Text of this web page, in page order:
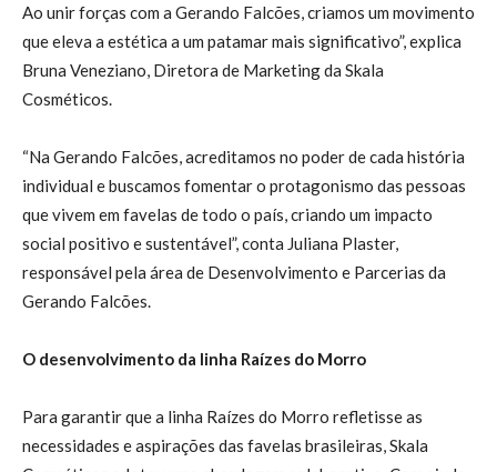
Ao unir forças com a Gerando Falcões, criamos um movimento
que eleva a estética a um patamar mais significativo”, explica
Bruna Veneziano, Diretora de Marketing da Skala
Cosméticos.
“Na Gerando Falcões, acreditamos no poder de cada história
individual e buscamos fomentar o protagonismo das pessoas
que vivem em favelas de todo o país, criando um impacto
social positivo e sustentável”, conta Juliana Plaster,
responsável pela área de Desenvolvimento e Parcerias da
Gerando Falcões.
O desenvolvimento da linha Raízes do Morro
Para garantir que a linha Raízes do Morro refletisse as
necessidades e aspirações das favelas brasileiras, Skala